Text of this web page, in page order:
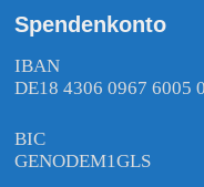
Spendenkonto
IBAN
DE18 4306 0967 6005
BIC
GENODEM1GLS